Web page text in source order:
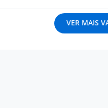
VER MAIS